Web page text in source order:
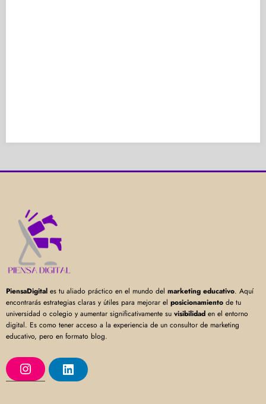
PiensaDigital es tu aliado práctico en el mundo del marketing educativo. Aquí
encontrarás estrategias claras y útiles para mejorar el posicionamiento de tu
universidad o colegio y aumentar significativamente su visibilidad en el entorno
digital. Es como tener acceso a la experiencia de un consultor de marketing
educativo, pero en formato blog.
I
n
L
i